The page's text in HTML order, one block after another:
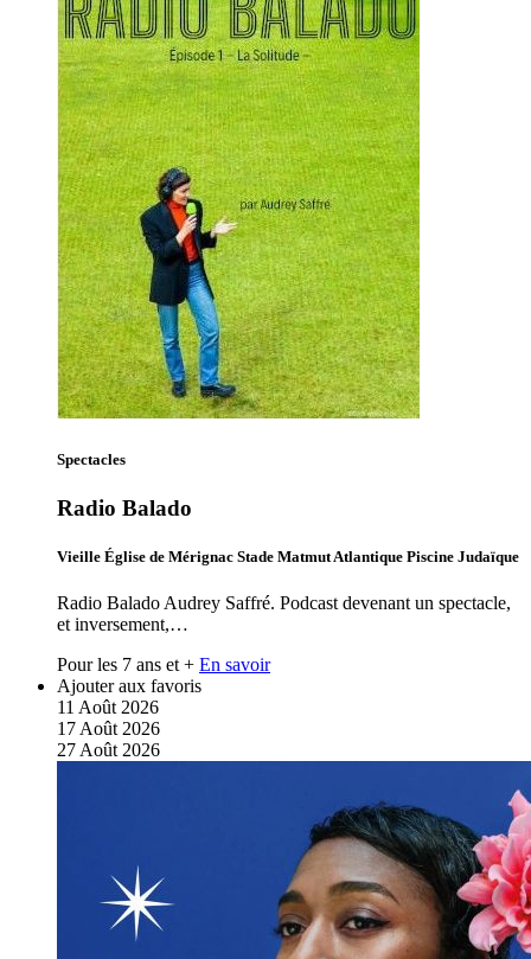
Spectacles
Radio Balado
Vieille Église de Mérignac Stade Matmut Atlantique Piscine Judaïque
Radio Balado Audrey Saffré. Podcast devenant un spectacle,
et inversement,…
Pour les 7 ans et + En savoir
Ajouter aux favoris
11 Août 2026
17 Août 2026
27 Août 2026